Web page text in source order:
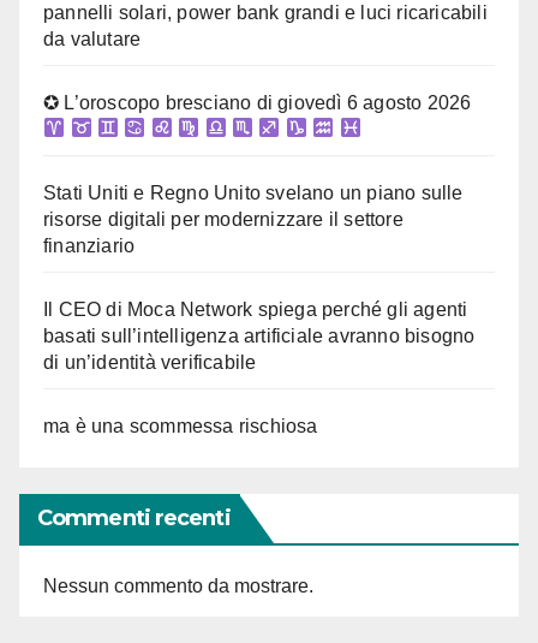
pannelli solari, power bank grandi e luci ricaricabili
da valutare
✪ L’oroscopo bresciano di giovedì 6 agosto 2026
Stati Uniti e Regno Unito svelano un piano sulle
risorse digitali per modernizzare il settore
finanziario
Il CEO di Moca Network spiega perché gli agenti
basati sull’intelligenza artificiale avranno bisogno
di un’identità verificabile
ma è una scommessa rischiosa
Commenti recenti
Nessun commento da mostrare.